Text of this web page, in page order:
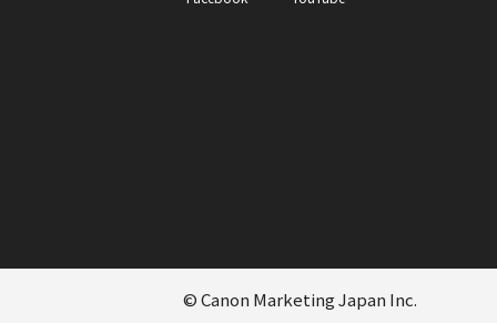
© Canon Marketing Japan Inc.